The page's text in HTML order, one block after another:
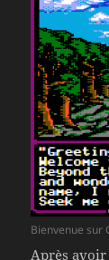
Bienvenue sur
Après